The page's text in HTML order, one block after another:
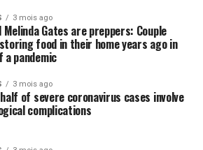
3 mois ago
Melinda Gates are preppers: Couple
food in their home years ago in
a pandemic
3 mois ago
of severe coronavirus cases involve
complications